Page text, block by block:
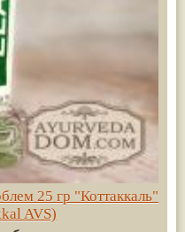
25 гр "Коттаккаль"
AVS)